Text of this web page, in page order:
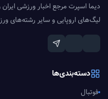
دیما اسپرت مرجع اخبار ورزشی ایران
لیگ‌های اروپایی و سایر رشته‌های
دسته‌بندی‌ها
فوتبال